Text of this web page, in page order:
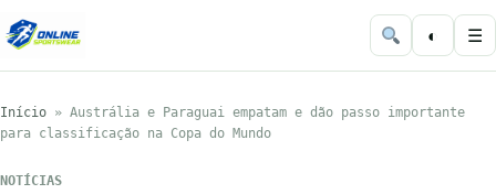
◐ ☰
Início » Austrália e Paraguai empatam e dão passo importante
para classificação na Copa do Mundo
NOTÍCIAS